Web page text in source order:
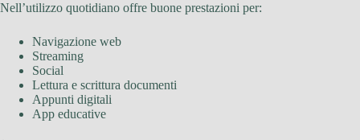
Nell’utilizzo quotidiano offre buone prestazioni per:
Navigazione web
Streaming
Social
Lettura e scrittura documenti
Appunti digitali
App educative